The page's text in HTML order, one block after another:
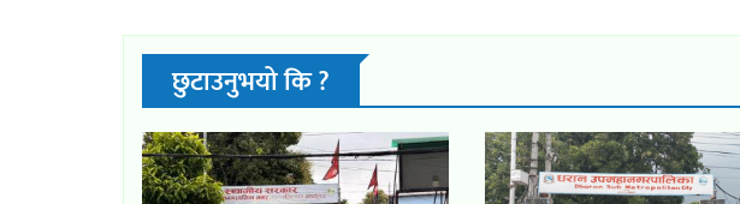
छुटाउनुभयो कि ?